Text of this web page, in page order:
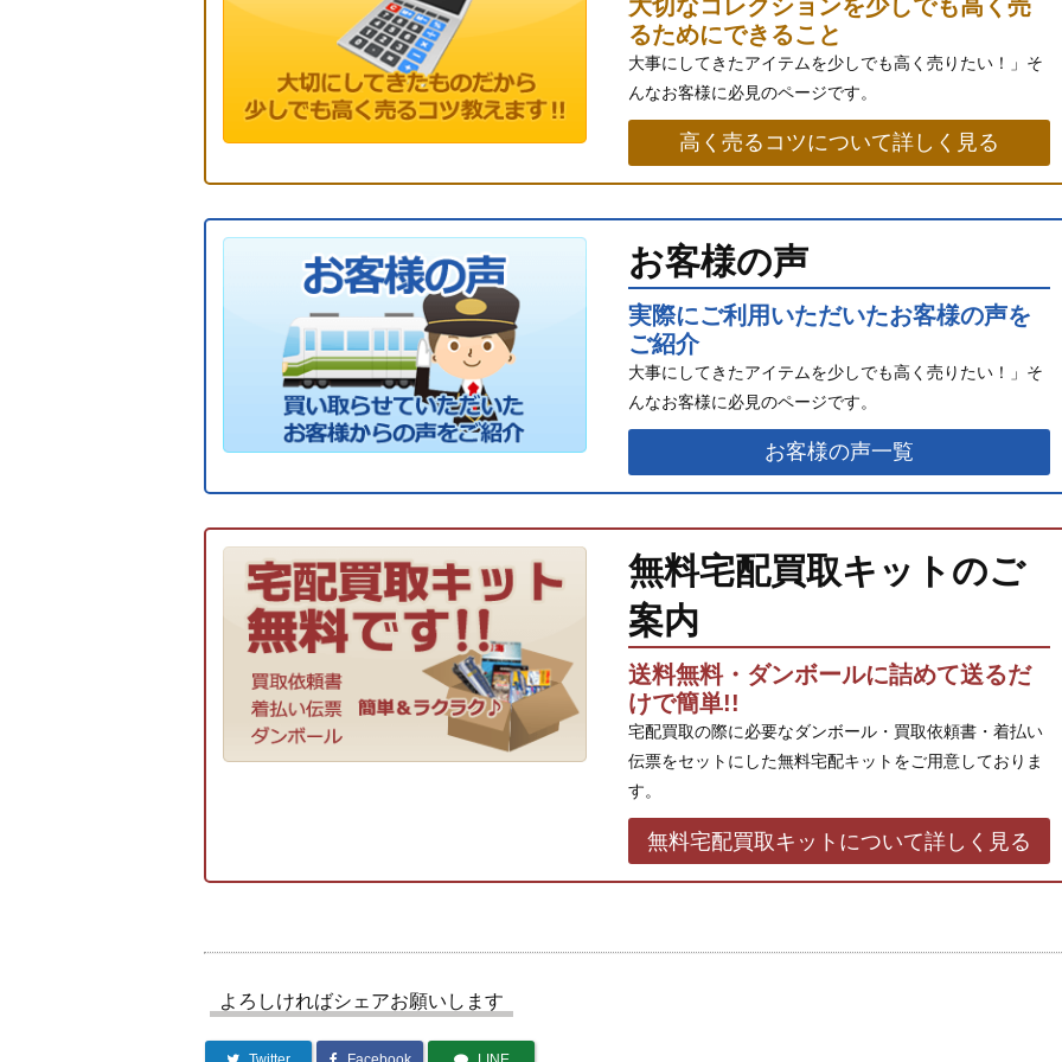
大切なコレクションを少しでも高く売
るためにできること
大事にしてきたアイテムを少しでも高く売りたい！」そ
んなお客様に必見のページです。
高く売るコツについて詳しく見る
お客様の声
実際にご利用いただいたお客様の声を
ご紹介
大事にしてきたアイテムを少しでも高く売りたい！」そ
んなお客様に必見のページです。
お客様の声一覧
無料宅配買取キットのご
案内
送料無料・ダンボールに詰めて送るだ
けで簡単!!
宅配買取の際に必要なダンボール・買取依頼書・着払い
伝票をセットにした無料宅配キットをご用意しておりま
す。
無料宅配買取キットについて詳しく見る
よろしければシェアお願いします